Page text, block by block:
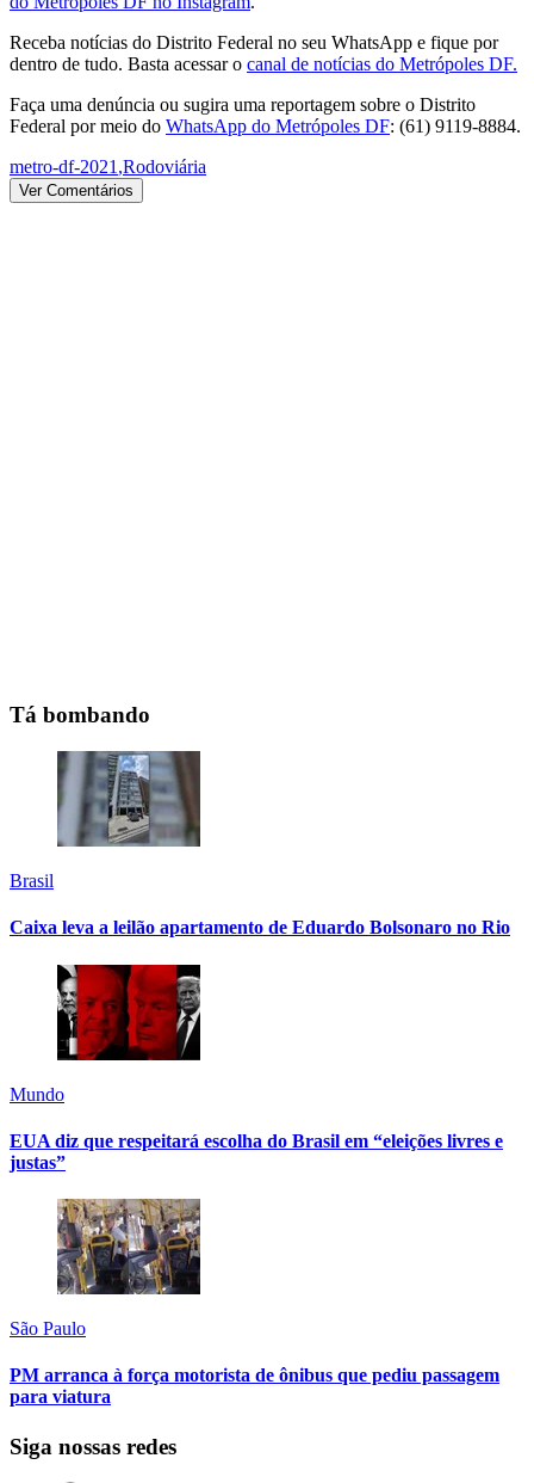
Receba notícias do Distrito Federal no seu WhatsApp e fique por
dentro de tudo. Basta acessar o canal de notícias do Metrópoles DF.
Faça uma denúncia ou sugira uma reportagem sobre o Distrito
Federal por meio do WhatsApp do Metrópoles DF: (61) 9119-8884.
metro-df-2021 ,Rodoviária
Ver Comentários
Tá bombando
Brasil
Caixa leva a leilão apartamento de Eduardo Bolsonaro no Rio
Mundo
EUA diz que respeitará escolha do Brasil em “eleições livres e
justas”
São Paulo
PM arranca à força motorista de ônibus que pediu passagem
para viatura
Siga nossas redes